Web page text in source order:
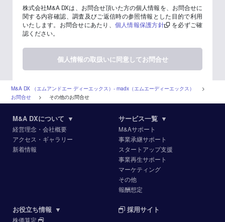
株式会社M&A DXは、お問合せ頂いた方の個人情報を、お問合せに
関する内容確認、調査及びご返信時の参照情報とした目的で利用
いたします。お問合せにあたり、 個人情報保護方針
を必ずご確
認ください。
M&A DX （エムアンドエー ディーエックス）‐ madx（エムエーディーエックス）
>
お問合せ > その他のお問合せ
M&A DXについて ▼
経営理念・会社概要
アクセス・ギャラリー
新着情報
サービス一覧 ▼
M&Aサポート
事業承継サポート
スタートアップ支援
事業再生サポート
マーケティング
その他
報酬想定
お役立ち情報 ▼
株価算定
採用サイト